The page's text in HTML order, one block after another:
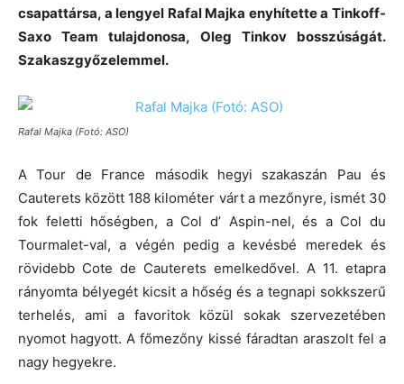
csapattársa, a lengyel Rafal Majka enyhítette a Tinkoff-
Saxo Team tulajdonosa, Oleg Tinkov bosszúságát.
Szakaszgyőzelemmel.
Rafal Majka (Fotó: ASO)
A Tour de France második hegyi szakaszán Pau és
Cauterets között 188 kilométer várt a mezőnyre, ismét 30
fok feletti hőségben, a Col d’ Aspin-nel, és a Col du
Tourmalet-val, a végén pedig a kevésbé meredek és
rövidebb Cote de Cauterets emelkedővel. A 11. etapra
rányomta bélyegét kicsit a hőség és a tegnapi sokkszerű
terhelés, ami a favoritok közül sokak szervezetében
nyomot hagyott. A főmezőny kissé fáradtan araszolt fel a
nagy hegyekre.